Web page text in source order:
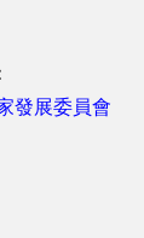
發展委員會